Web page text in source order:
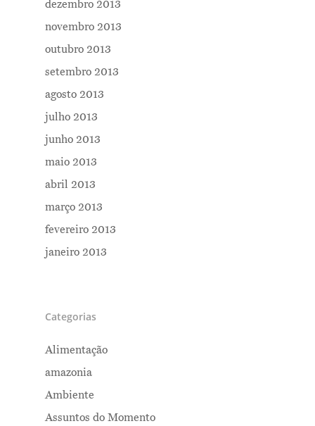
dezembro 2013
novembro 2013
outubro 2013
setembro 2013
agosto 2013
julho 2013
junho 2013
maio 2013
abril 2013
março 2013
fevereiro 2013
janeiro 2013
Categorias
Alimentação
amazonia
Ambiente
Assuntos do Momento